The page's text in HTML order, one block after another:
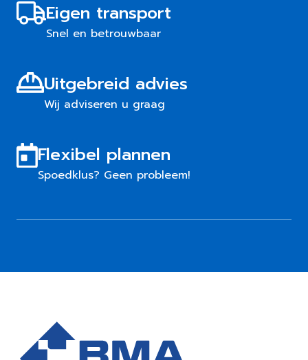
Eigen transport
Snel en betrouwbaar
Uitgebreid advies
Wij adviseren u graag
Flexibel plannen
Spoedklus? Geen probleem!